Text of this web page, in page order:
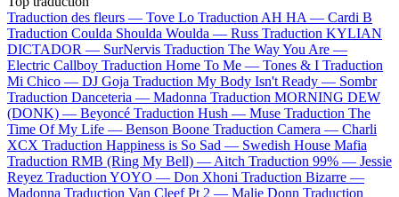
Traduction des fleurs — Tove Lo Traduction AH HA — Cardi B
Traduction Coulda Shoulda Woulda — Russ Traduction KYLIAN
DICTADOR — SurNervis Traduction The Way You Are —
Electric Callboy Traduction Home To Me — Tones & I Traduction
Mi Chico — DJ Goja Traduction My Body Isn't Ready — Sombr
Traduction Danceteria — Madonna Traduction MORNING DEW
(DONK) — Beyoncé Traduction Hush — Muse Traduction The
Time Of My Life — Benson Boone Traduction Camera — Charli
XCX Traduction Happiness is So Sad — Swedish House Mafia
Traduction RMB (Ring My Bell) — Aitch Traduction 99% — Jessie
Reyez Traduction YOYO — Don Xhoni Traduction Bizarre —
Madonna Traduction Van Cleef Pt 2 — Malie Donn Traduction